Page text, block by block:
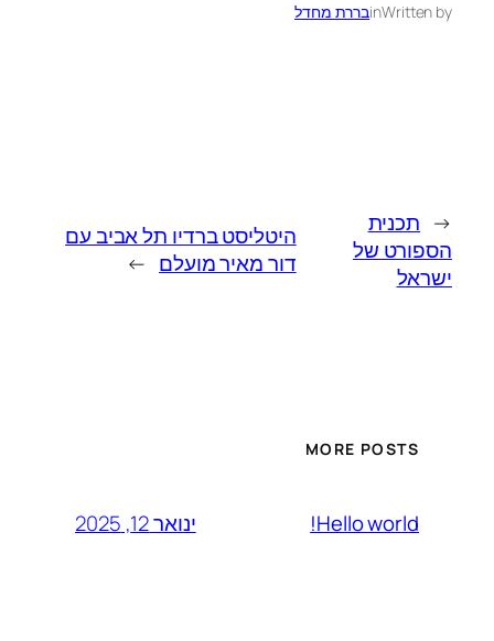
Written by
inבררת מחדל
← תכנית
הספורט של
ישראל
היטליסט ברדיו תל אביב עם
דור מאיר מועלם →
MORE POSTS
Hello world! ינואר 12, 2025